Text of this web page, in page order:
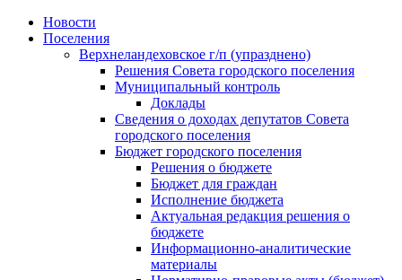
Skip
Новости
Поселения
Верхнеландеховское г/п (упразднено)
Решения Совета городского поселения
Муниципальный контроль
Доклады
Сведения о доходах депутатов Совета
городского поселения
Бюджет городского поселения
Решения о бюджете
Бюджет для граждан
Исполнение бюджета
Актуальная редакция решения о
бюджете
Информационно-аналитические
материалы